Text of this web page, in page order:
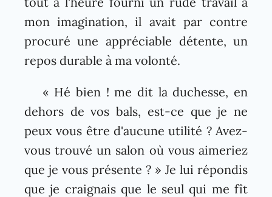
mon imagination, il avait par contre
procuré une appréciable détente, un
repos durable à ma volonté.
« Hé bien ! me dit la duchesse, en
dehors de vos bals, est-ce que je ne
peux vous être d'aucune utilité ? Avez-
vous trouvé un salon où vous aimeriez
que je vous présente ? » Je lui répondis
que je craignais que le seul qui me fît